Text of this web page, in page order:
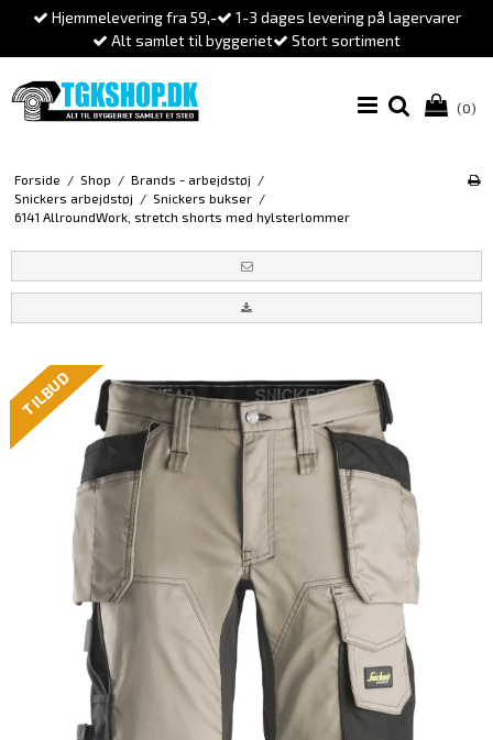
Hjemmelevering fra 59,-
1-3 dages levering på lagervarer
Alt samlet til byggeriet
Stort sortiment
(0)
Forside / Shop / Brands - arbejdstøj /
Snickers arbejdstøj / Snickers bukser /
6141 AllroundWork, stretch shorts med hylsterlommer
TILBUD